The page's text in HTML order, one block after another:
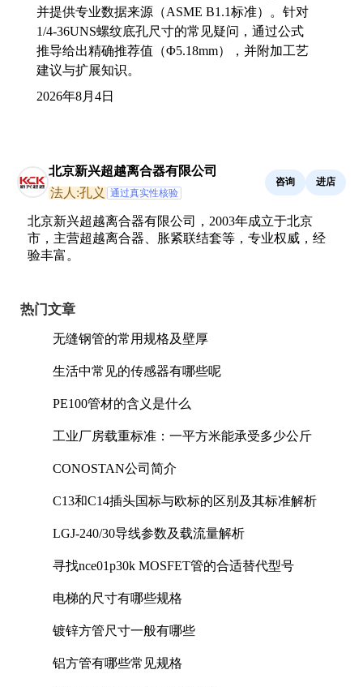
并提供专业数据来源（ASME B1.1标准）。针对
1/4-36UNS螺纹底孔尺寸的常见疑问，通过公式
推导给出精确推荐值（Φ5.18mm），并附加工艺
建议与扩展知识。
2026年8月4日
北京新兴超越离合器有限公司
法人:孔义
通过真实性核验
咨询 进店
北京新兴超越离合器有限公司，2003年成立于北京
市，主营超越离合器、胀紧联结套等，专业权威，经
验丰富。
热门文章
无缝钢管的常用规格及壁厚
生活中常见的传感器有哪些呢
PE100管材的含义是什么
工业厂房载重标准：一平方米能承受多少公斤
CONOSTAN公司简介
C13和C14插头国标与欧标的区别及其标准解析
LGJ-240/30导线参数及载流量解析
寻找nce01p30k MOSFET管的合适替代型号
电梯的尺寸有哪些规格
镀锌方管尺寸一般有哪些
铝方管有哪些常见规格